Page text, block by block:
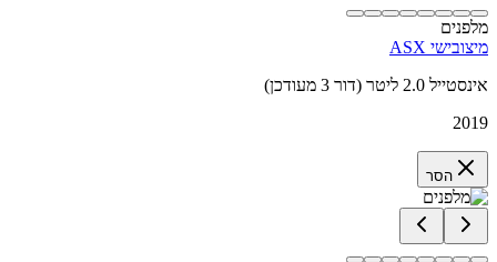
מלפנים
מיצובישי ASX
אינסטייל 2.0 ליטר (דור 3 מעודכן)
2019
הסר